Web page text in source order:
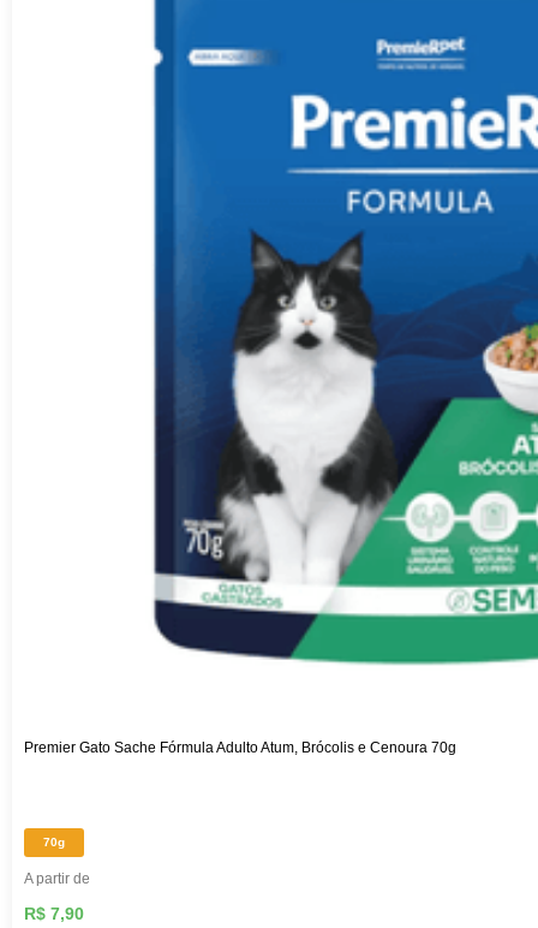
alimento mais palatável e saboroso. Além disso, pode
ajudar no complemento diário de ingestão de líquidos dos
gatos, o que proporciona mais qualidade de vida para
eles, visto que os gatinhos não têm o hábito de beber a
quantidade ideal de água diariamente. Existem dois tipos
de embalagem para ração úmida: em lata e em sachê. A
primeira opção tem um maior rendimento, enquanto o
sachê deve ser usado uma única vez, por conta da
oxigenação, o que diminui a validade desse tipo de ração.
Ração medicamentosa
As rações medicamentosas para gatos podem ser
prescritas pelo veterinário quando o felino apresenta
algum problema de saúde. São rações com componentes
especiais e as mais comuns auxiliam no tratamento de
doenças renais, obesidade felina, diabetes felina,
problemas gastrointestinais, entre outras.
Premier Gato Sache Fórmula Adulto Atum, Brócolis e Cenoura 70g
70g
A partir de
R$ 7,90